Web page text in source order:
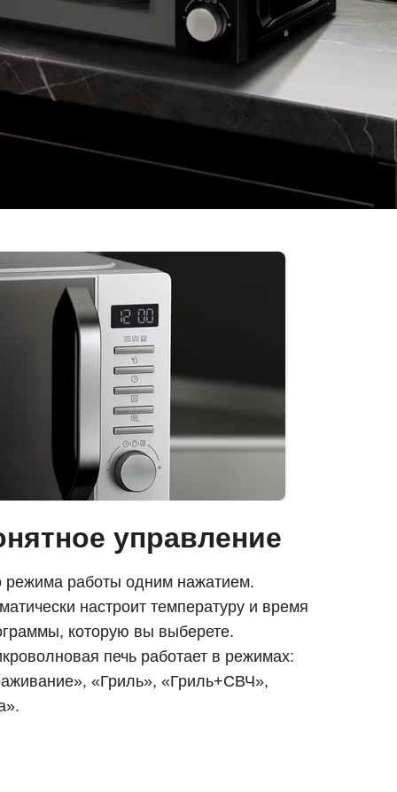
управление
режима работы одним нажатием.
настроит температуру и время
которую вы выберете.
печь работает в режимах:
«Гриль», «Гриль+СВЧ»,